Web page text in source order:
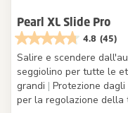
Pearl XL Slide Pro
4.8 (45)
Salire e scendere
seggiolino per tutte le
grandi | Protezione
per la regolazione della